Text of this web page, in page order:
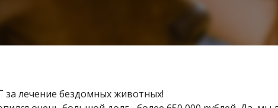
лечение бездомных животных!